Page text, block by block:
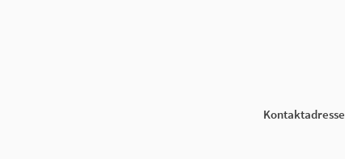
Kontaktadresse